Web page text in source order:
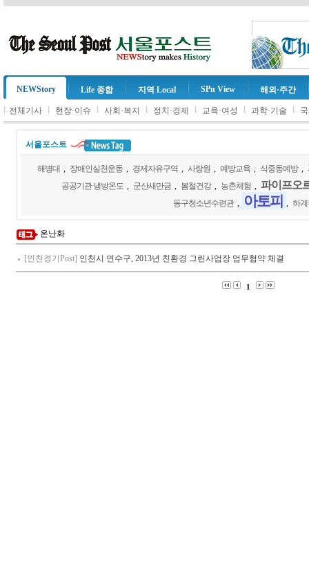
NEWStory Life 종합 지역 Local SPn View 해외·주간
l 전체기사 l 현장·이슈 l 사회·복지 l 정치·경제 l 교육·여성 l 과학·기술 l
서울포스트
해병대 장애인실천운동 경제자유구역 사랑원 예방교육 식중동예방
공공기관 냉방온도 군산새만금 봄철건강 농촌체험 파이프오
동구청소년수련관 아토피 하
온난화
[인천경기Post] 인천시 연수구, 2013년 친환경 그린사업장 업무협약 체결
1